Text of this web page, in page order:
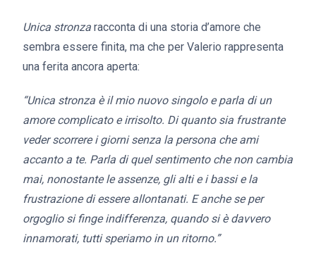
Unica stronza racconta di una storia d’amore che
sembra essere finita, ma che per Valerio rappresenta
una ferita ancora aperta:
“Unica stronza è il mio nuovo singolo e parla di un
amore complicato e irrisolto. Di quanto sia frustrante
veder scorrere i giorni senza la persona che ami
accanto a te. Parla di quel sentimento che non cambia
mai, nonostante le assenze, gli alti e i bassi e la
frustrazione di essere allontanati. E anche se per
orgoglio si finge indifferenza, quando si è davvero
innamorati, tutti speriamo in un ritorno.”